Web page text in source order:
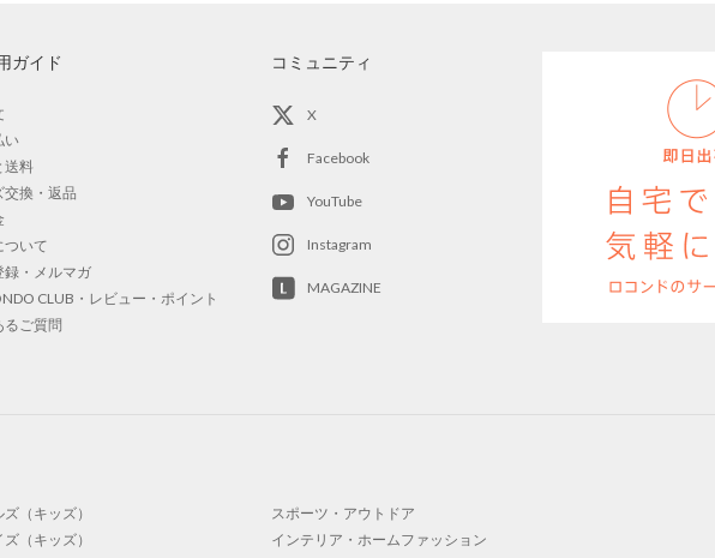
ガイド
い
送料
交換・返品
ついて
録・メルマガ
CLUB・レビュー・ポイント
るご質問
コミュニティ
X
Facebook
YouTube
Instagram
MAGAZINE
（キッズ）
（キッズ）
スポーツ・アウトドア
インテリア・ホームファッション